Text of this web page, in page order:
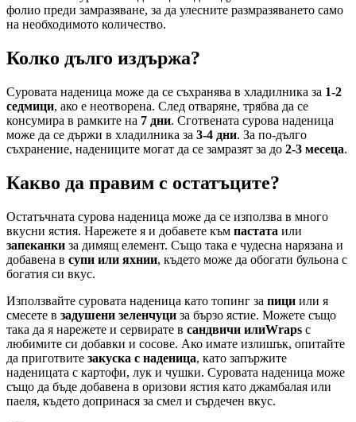
фолио преди замразяване, за да улесните размразяването само
на необходимото количество.
Колко дълго издържа?
Суровата наденица може да се съхранява в хладилника за 1-2
седмици, ако е неотворена. След отваряне, трябва да се
консумира в рамките на 7 дни. Сготвената сурова наденица
може да се държи в хладилника за 3-4 дни. За по-дълго
съхранение, надениците могат да се замразят за до 2-3 месеца.
Какво да правим с остатъците?
Остатъчната сурова наденица може да се използва в много
вкусни ястия. Нарежете я и добавете към пастата или
запеканки за димящ елемент. Също така е чудесна нарязана и
добавена в супи или яхнии, където може да обогати бульона с
богатия си вкус.
Използвайте суровата наденица като топинг за пици или я
смесете в задушени зеленчуци за бързо ястие. Можете също
така да я нарежете и сервирате в сандвичи илиWraps с
любимите си добавки и сосове. Ако имате излишък, опитайте
да приготвите закуска с наденица, като запържите
наденицата с картофи, лук и чушки. Суровата наденица може
също да бъде добавена в оризови ястия като джамбалая или
паеля, където допринася за смел и сърдечен вкус.